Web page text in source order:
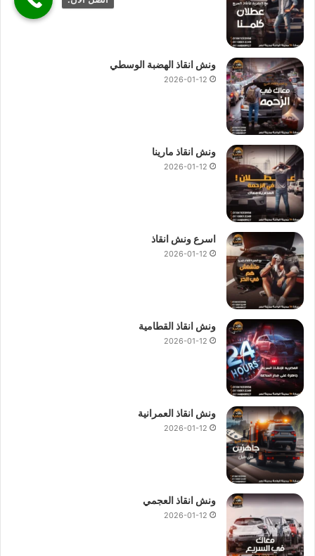
ونش انقاذ الهضبة الوسطي
2026-01-12
ونش انقاذ مارينا
2026-01-12
اسرع ونش انقاذ
2026-01-12
ونش انقاذ القطامية
2026-01-12
ونش انقاذ العمرانية
2026-01-12
ونش انقاذ العجمي
2026-01-12